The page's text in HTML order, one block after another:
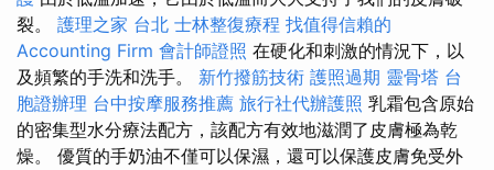
裂。 護理之家 台北 士林整復療程 找值得信賴的
Accounting Firm 會計師證照 在硬化和刺激的情況下，以
及頻繁的手洗和洗手。 新竹撥筋技術 護照過期 靈骨塔 台
胞證辦理 台中按摩服務推薦 旅行社代辦護照 乳霜包含原始
的密集型水分療法配方，該配方有效地滋潤了皮膚極為乾
燥。 優質的手奶油不僅可以保濕，還可以保護皮膚免受外